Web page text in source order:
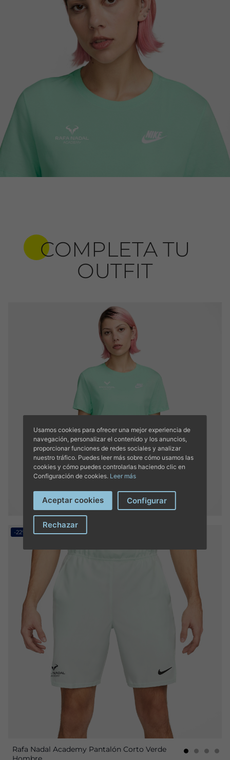
COMPLETA TU
OUTFIT
-22%
Rafa Nadal Academy Pantalón Corto Verde
Usamos cookies para ofrecer una mejor experiencia de
navegación, personalizar el contenido y los anuncios,
proporcionar funciones de redes sociales y analizar
nuestro tráfico. Puedes leer más sobre cómo usamos las
cookies y cómo puedes controlarlas haciendo clic en
Configuración de cookies. Leer más
Aceptar cookies Configurar
Rechazar